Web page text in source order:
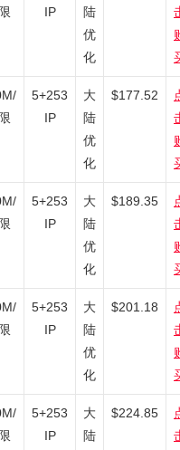
IP
陆
优
化
5+253
IP
大
陆
优
化
$177.52
5+253
IP
大
陆
优
化
$189.35
5+253
IP
大
陆
优
化
$201.18
5+253
IP
大
陆
$224.85